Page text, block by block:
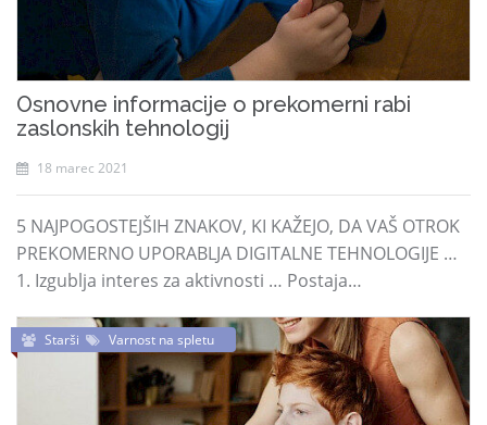
Osnovne informacije o prekomerni rabi
zaslonskih tehnologij
18 marec 2021
5 NAJPOGOSTEJŠIH ZNAKOV, KI KAŽEJO, DA VAŠ OTROK
PREKOMERNO UPORABLJA DIGITALNE TEHNOLOGIJE …
1. Izgublja interes za aktivnosti … Postaja…
Starši Varnost na spletu